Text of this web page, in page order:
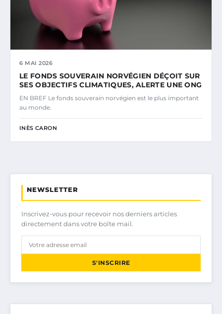
6 MAI 2026
LE FONDS SOUVERAIN NORVÉGIEN DÉÇOIT SUR
SES OBJECTIFS CLIMATIQUES, ALERTE UNE ONG
EN BREF Le fonds souverain norvégien est le plus important
au monde.
INÈS CARON
NEWSLETTER
Inscrivez-vous pour recevoir nos derniers articles
directement dans votre boîte mail.
S'INSCRIRE